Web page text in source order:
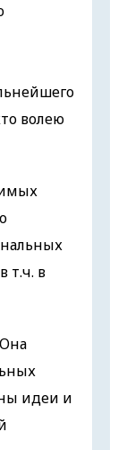
волею
т.ч. в
идеи и